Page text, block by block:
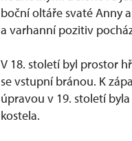
boční oltáře svaté Anny
a varhanní pozitiv
V 18. století byl prostor
se vstupní bránou. K
úpravou v 19. století
kostela.